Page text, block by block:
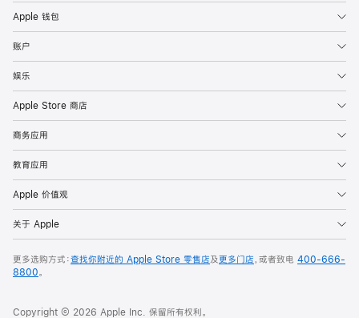
Apple 钱包
账户
娱乐
Apple Store 商店
商务应用
教育应用
Apple 价值观
关于 Apple
更多选购方式：查找你附近的 Apple Store 零售店及更多门店，或者致电 400-666-
8800。
Copyright © 2026 Apple Inc. 保留所有权利。